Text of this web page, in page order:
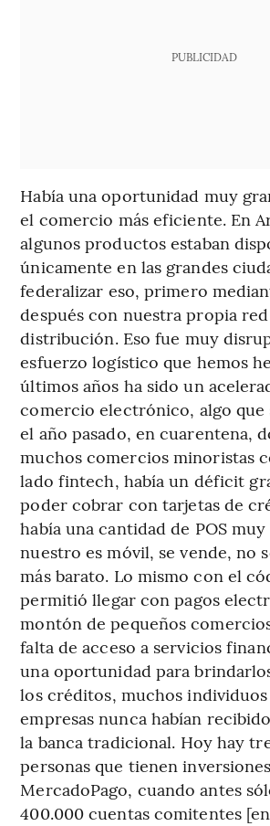
PUBLICIDAD
Había una oportunidad muy
el comercio más eficiente. En
algunos productos estaban
únicamente en las grandes
federalizar eso, primero
después con nuestra propia
distribución. Eso fue muy
esfuerzo logístico que hemos
últimos años ha sido un
comercio electrónico, algo que
el año pasado, en cuarentena,
muchos comercios minoristas
lado fintech, había un déficit
poder cobrar con tarjetas de
había una cantidad de POS muy
nuestro es móvil, se vende, no
más barato. Lo mismo con el
permitió llegar con pagos
montón de pequeños
falta de acceso a servicios
una oportunidad para
los créditos, muchos individuos
empresas nunca habían
la banca tradicional. Hoy hay
personas que tienen
MercadoPago, cuando antes
400.000 cuentas comitentes